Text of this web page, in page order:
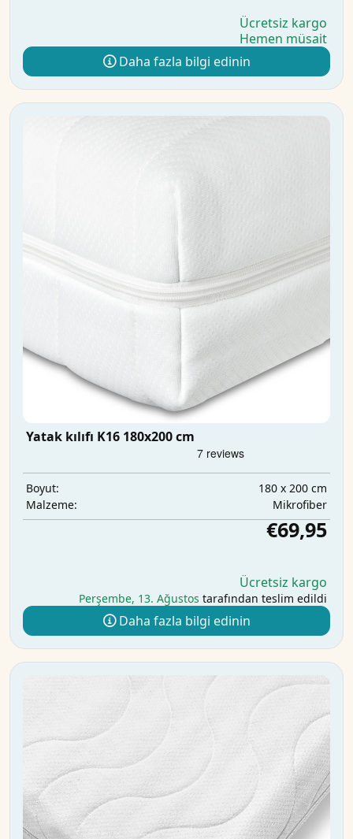
Ücretsiz kargo
Hemen müsait
Daha fazla bilgi edinin
Yatak kılıfı K16 180x200 cm
Boyut:
180 x 200 cm
Malzeme:
Mikrofiber
€69,95
Ücretsiz kargo
Perşembe, 13. Ağustos tarafından teslim edildi
Daha fazla bilgi edinin